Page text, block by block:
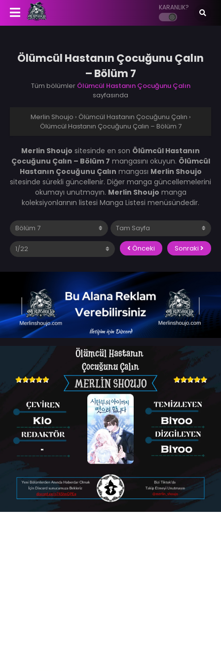
KARANLIK?
Ölümcül Hastanın Çocuğunu Çalın
– Bölüm 7
Tüm bölümler Ölümcül Hastanın Çocuğunu Çalın
sayfasında
Merlin Shoujo › Ölümcül Hastanın Çocuğunu Çalın ›
Ölümcül Hastanın Çocuğunu Çalın – Bölüm 7
Merlin Shoujo sitesinde en son Ölümcül Hastanın
Çocuğunu Çalın – Bölüm 7 mangasını okuyun. Ölümcül
Hastanın Çocuğunu Çalın mangası Merlin Shoujo
sitesinde sürekli güncellenir. Diğer manga güncellemelerini
okumayı unutmayın. Merlin Shoujo manga
koleksiyonlarının listesi Manga Listesi menüsündedir.
Önceki Sonraki